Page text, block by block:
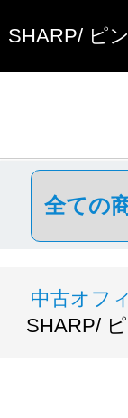
SHARP/ ピ
中古オフ
SHARP/